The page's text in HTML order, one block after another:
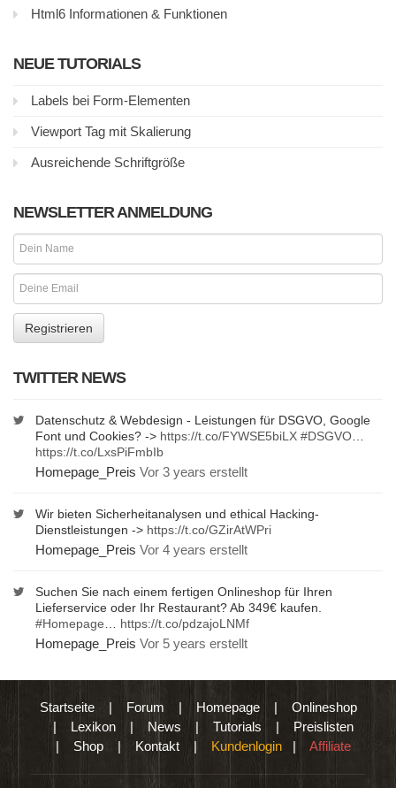
Html6 Informationen & Funktionen
NEUE TUTORIALS
Labels bei Form-Elementen
Viewport Tag mit Skalierung
Ausreichende Schriftgröße
NEWSLETTER ANMELDUNG
TWITTER NEWS
Datenschutz & Webdesign - Leistungen für DSGVO, Google
Font und Cookies? -> https://t.co/FYWSE5biLX #DSGVO
https://t.co/LxsPiFmbIb
Homepage_Preis Vor 3 years erstellt
Wir bieten Sicherheitanalysen und ethical Hacking-
Dienstleistungen -> https://t.co/GZirAtWPri
Homepage_Preis Vor 4 years erstellt
Suchen Sie nach einem fertigen Onlineshop für Ihren
Lieferservice oder Ihr Restaurant? Ab 349€ kaufen.
#Homepage
https://t.co/pdzajoLNMf
Homepage_Preis Vor 5 years erstellt
Startseite| Forum | Homepage| Onlineshop
| Lexikon | News | Tutorials | Preislisten
| Shop | Kontakt | Kundenlogin | Affiliate